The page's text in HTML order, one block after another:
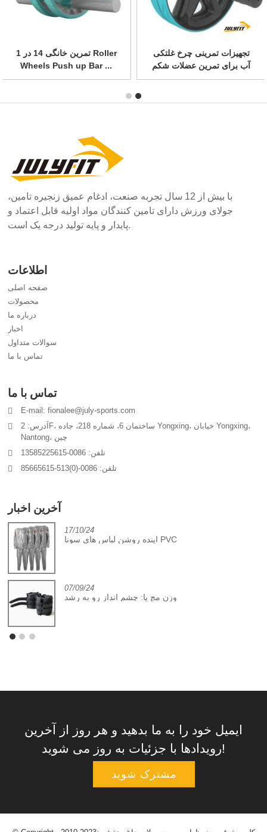
هسته غلتکی چرخ تمرین چرخ
AB برای استحکام ...
تجهیزات تمرینی چرخ غلتکی
آب برای تمرین عضلات شکم
با بیش از 12 سال تجربه صنعت، ادغام عمیق زنجیره تامین،
جولای ورزش دارای تامین کنندگان مواد اولیه قابل اعتماد و
پایدار و پایه تولید درجه یک است.
اطلاعات
صفحه اصلی
محصولات
درباره ما
اخبار
سوالات متداول
تماس با ما
تماس با ما
E-mail: fionalee@july-sports.com
آدرس: 2F، ساختمان 6، شماره 218، جاده Yongxing، خیابان Yongxing،
Nantong، چین
تلفن: 0086-13585225615
تلفن: 0086-(0)513-85665615
آخرین اخبار
17/10/24
آینده روشن لباس های سونا PVC
07/09/24
وزن مچ پا: چشم انداز رو به رشد
ایمیل خود را به ما بدهید و هر روز از آخرین
رویدادها با جزئیات به روز می شوید!
مشترک شوید